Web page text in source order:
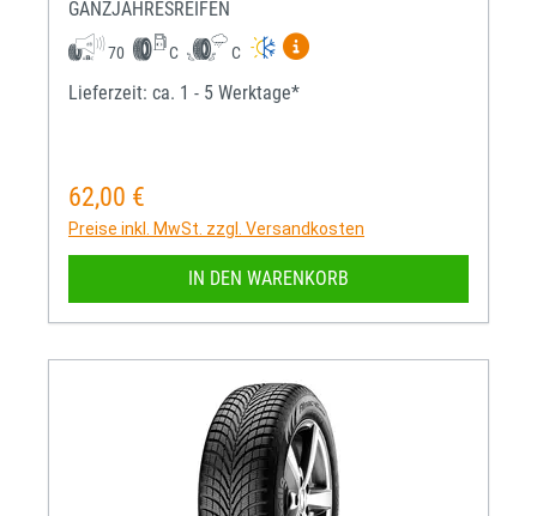
GANZJAHRESREIFEN
70 C C
Mehr Informationen zum
Lieferzeit: ca. 1 - 5 Werktage*
Regulärer Preis:
62,00 €
Preise inkl. MwSt. zzgl. Versandkosten
IN DEN WARENKORB